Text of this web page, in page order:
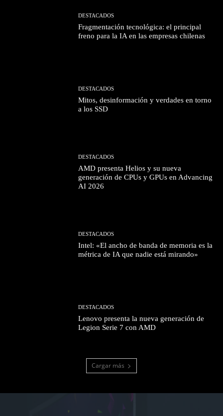
DESTACADOS
Fragmentación tecnológica: el principal
freno para la IA en las empresas chilenas
DESTACADOS
Mitos, desinformación y verdades en torno
a los SSD
DESTACADOS
AMD presenta Helios y su nueva
generación de CPUs y GPUs en Advancing
AI 2026
DESTACADOS
Intel: «El ancho de banda de memoria es la
métrica de IA que nadie está mirando»
DESTACADOS
Lenovo presenta la nueva generación de
Legion Serie 7 con AMD
Cargar más